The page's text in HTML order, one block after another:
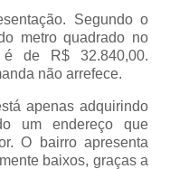
Segundo o
metro quadrado no
de R$ 32.840,00.
não arrefece.
apenas adquirindo
um endereço que
O bairro apresenta
baixos, graças a